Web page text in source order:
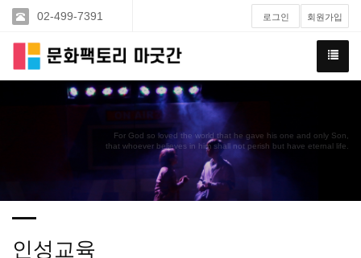
02-499-7391 로그인 회원가입
For God so loved the world that he gave his one and only Son,
that whoever believes in him shall not perish but have eternal life.
인성교육